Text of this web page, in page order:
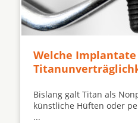
Welche
Bislang galt Titan als
künstliche Hüften oder
...